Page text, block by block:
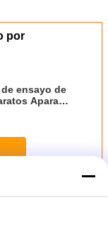
por
ensayo de
Aparato
del aparato